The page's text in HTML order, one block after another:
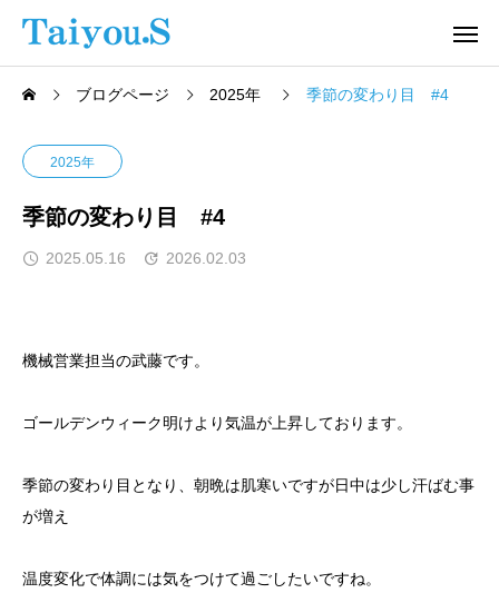
ブログページ 2025年 季節の変わり目 #4
2025年
季節の変わり目 #4
2025.05.16 2026.02.03
機械営業担当の武藤です。
ゴールデンウィーク明けより気温が上昇しております。
季節の変わり目となり、朝晩は肌寒いですが日中は少し汗ばむ事
が増え
温度変化で体調には気をつけて過ごしたいですね。